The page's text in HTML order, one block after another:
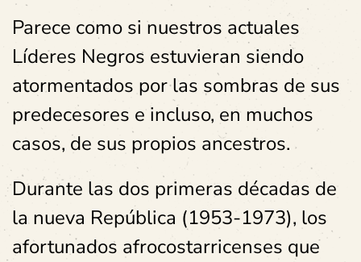
Parece como si nuestros actuales
Líderes Negros estuvieran siendo
atormentados por las sombras de sus
predecesores e incluso, en muchos
casos, de sus propios ancestros.
Durante las dos primeras décadas de
la nueva República (1953-1973), los
afortunados afrocostarricenses que